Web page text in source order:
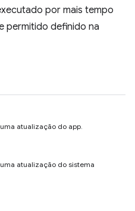
por mais tempo
permitido definido na
atualização do app.
atualização do sistema